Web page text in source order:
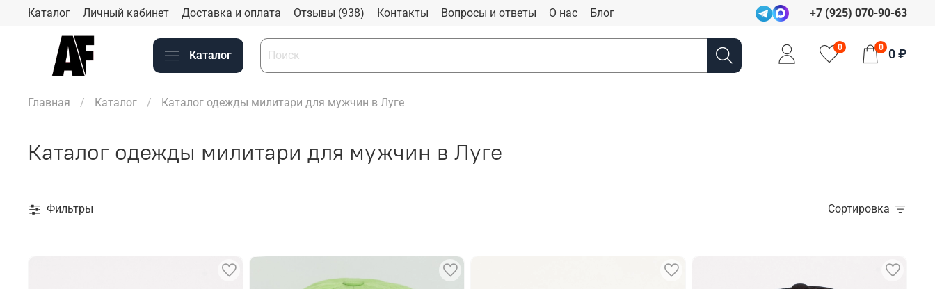
Каталог Личный кабинет Доставка и оплата Отзывы (938) Контакты Вопросы и ответы О нас Блог +7 (925) 070-90-63
Каталог
0 0 0 ₽
Главная Каталог Каталог одежды милитари для мужчин в Луге
Каталог одежды милитари для мужчин в Луге
Фильтры Сортировка